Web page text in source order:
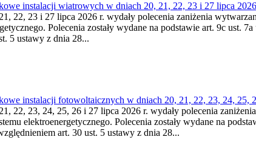
instalacji wiatrowych w dniach 20, 21, 22, 23 i 27 lipca
22, 23 i 27 lipca 2026 r. wydały polecenia zaniżenia
Polecenia zostały wydane na podstawie art. 9c ust.
5 ustawy z dnia 28...
instalacji fotowoltaicznych w dniach 20, 21, 22, 23, 24, 25,
22, 23, 24, 25, 26 i 27 lipca 2026 r. wydały polecenia
elektroenergetycznego. Polecenia zostały wydane na
art. 30 ust. 5 ustawy z dnia 28...